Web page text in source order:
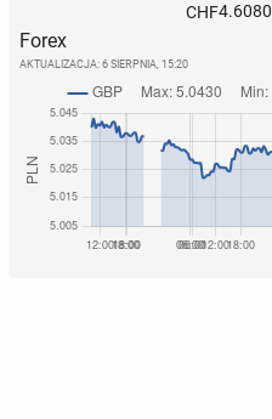
CHF4.6080
Forex
AKTUALIZACJA: 6 SIERPNIA, 15:20